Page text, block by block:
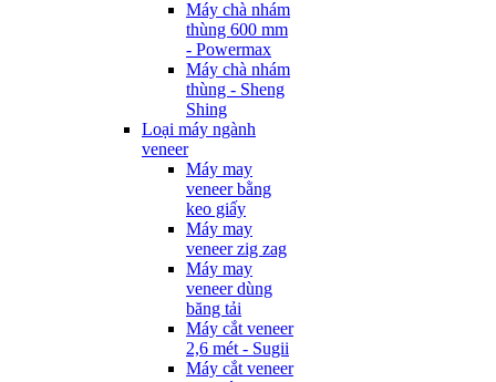
Máy chà nhám
thùng 600 mm
- Powermax
Máy chà nhám
thùng - Sheng
Shing
Loại máy ngành
veneer
Máy may
veneer bằng
keo giấy
Máy may
veneer zig zag
Máy may
veneer dùng
băng tải
Máy cắt veneer
2,6 mét - Sugii
Máy cắt veneer